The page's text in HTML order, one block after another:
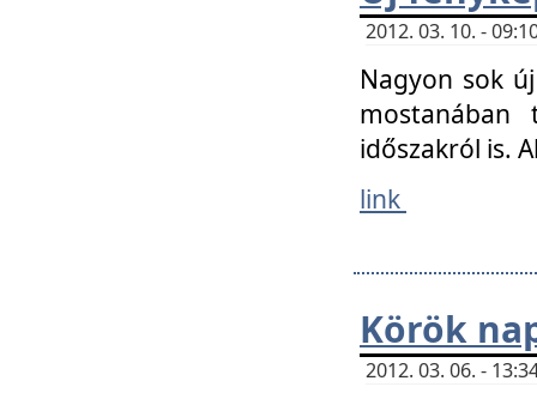
2012. 03. 10. -
Nagyon sok
mostanában
időszakról is.
link
Körök
2012. 03. 06. -